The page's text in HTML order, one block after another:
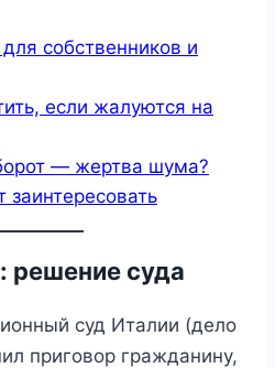
собственников и
если жалуются на
— жертва шума?
решение суда
суд Италии (дело
приговор гражданину,